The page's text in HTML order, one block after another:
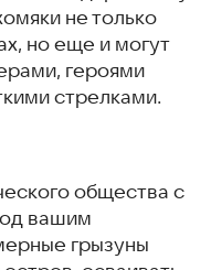
не только
но еще и могут
героями
стрелками.
общества с
вашим
грызуны